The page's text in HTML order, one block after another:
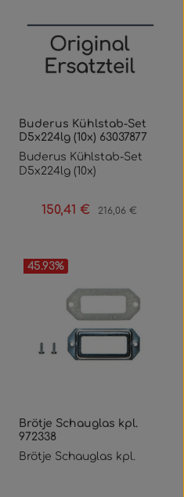
Buderus Kühlstab-Set
D5x224lg (10x) 63037877
Buderus Kühlstab-Set
D5x224lg (10x)
Verkaufspreis:
150,41 € Regulärer Preis:
216,06 €
45.93%
Brötje Schauglas kpl.
972338
Brötje Schauglas kpl.